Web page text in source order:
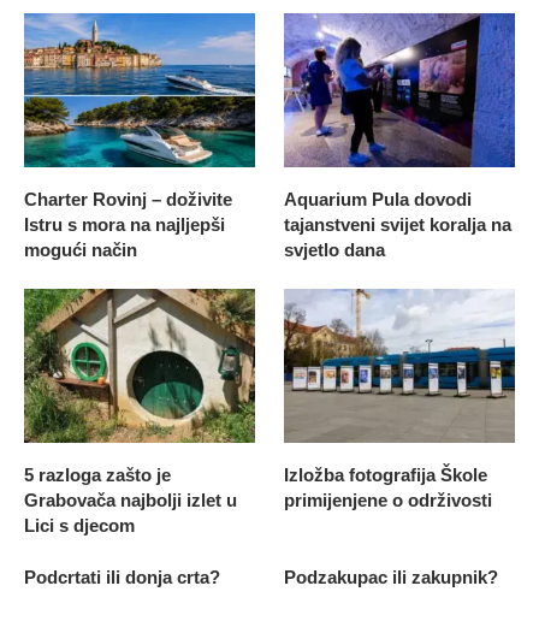
Charter Rovinj – doživite
Istru s mora na najljepši
mogući način
Aquarium Pula dovodi
tajanstveni svijet koralja na
svjetlo dana
5 razloga zašto je
Grabovača najbolji izlet u
Lici s djecom
Izložba fotografija Škole
primijenjene o održivosti
Podcrtati ili donja crta? Podzakupac ili zakupnik?